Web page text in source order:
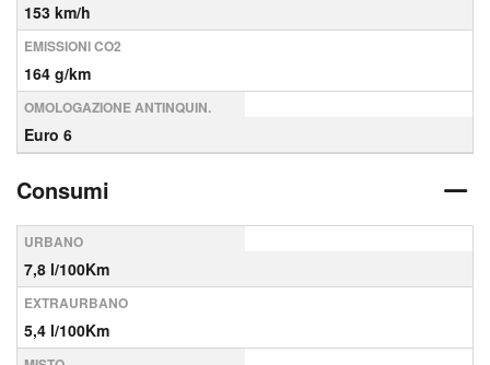
153 km/h
EMISSIONI CO2
164 g/km
OMOLOGAZIONE ANTINQUIN.
Euro 6
Consumi
URBANO
7,8 l/100Km
EXTRAURBANO
5,4 l/100Km